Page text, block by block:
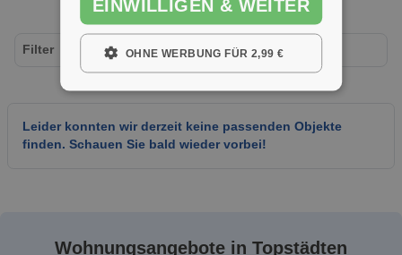
Leider konnten wir derzeit keine passenden Objekte
finden. Schauen Sie bald wieder vorbei!
Filter
Wohnungsangebote in Topstädten
EINWILLIGEN & WEITER
OHNE WERBUNG FÜR 2,99 €